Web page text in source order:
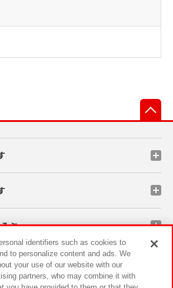
ぶ
ペーン
identifiers such as cookies to
to personalize content and ads. We
your use of our website with our
partners, who may combine it with